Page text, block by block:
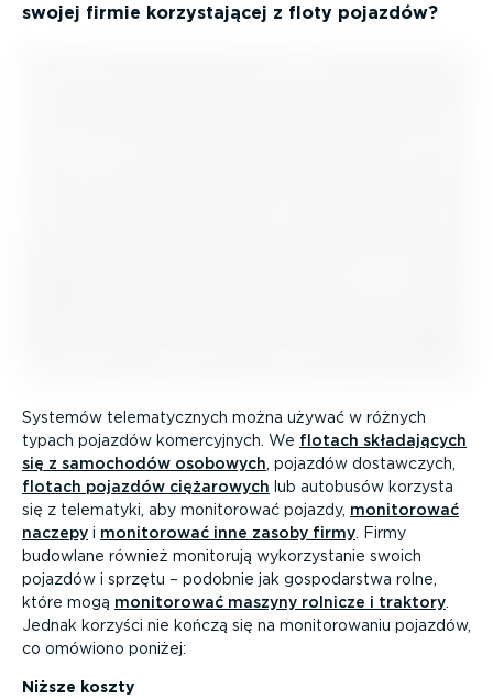
swojej firmie korzy­sta­jącej z floty pojazdów?
Systemów telema­tycznych można używać w różnych
typach pojazdów komer­cyjnych. We flotach składa­jących
się z samochodów osobowych , pojazdów dostawczych,
flotach pojazdów ciężarowych lub autobusów korzysta
się z telematyki, aby monitorować pojazdy, monitorować
naczepy i monitorować inne zasoby firmy . Firmy
budowlane również monitorują wykorzy­stanie swoich
pojazdów i sprzętu – podobnie jak gospo­darstwa rolne,
które mogą monitorować maszyny rolnicze i traktory
Jednak korzyści nie kończą się na monito­ro­waniu pojazdów,
co omówiono poniżej:
Niższe koszty